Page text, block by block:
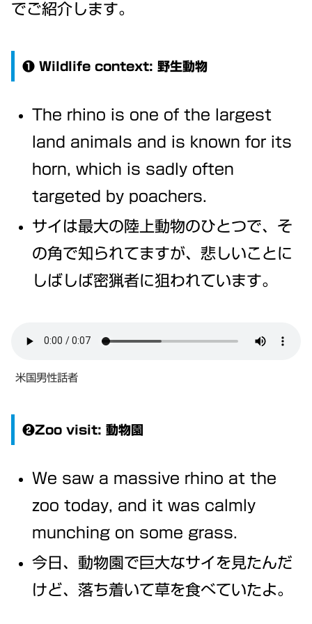
でご紹介します。
❶ Wildlife context: 野生動物
The rhino is one of the largest
land animals and is known for its
horn, which is sadly often
targeted by poachers.
サイは最大の陸上動物のひとつで、そ
の角で知られてますが、悲しいことに
しばしば密猟者に狙われています。
米国男性話者
❷Zoo visit: 動物園
We saw a massive rhino at the
zoo today, and it was calmly
munching on some grass.
今日、動物園で巨大なサイを見たんだ
けど、落ち着いて草を食べていたよ。